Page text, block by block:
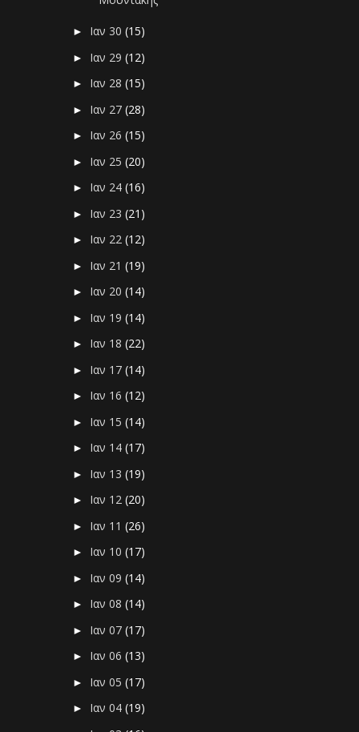
► Ιαν 30(15)
► Ιαν 29(12)
► Ιαν 28(15)
► Ιαν 27(28)
► Ιαν 26(15)
► Ιαν 25(20)
► Ιαν 24(16)
► Ιαν 23(21)
► Ιαν 22(12)
► Ιαν 21(19)
► Ιαν 20(14)
► Ιαν 19(14)
► Ιαν 18(22)
► Ιαν 17(14)
► Ιαν 16(12)
► Ιαν 15(14)
► Ιαν 14(17)
► Ιαν 13(19)
► Ιαν 12(20)
► Ιαν 11(26)
► Ιαν 10(17)
► Ιαν 09(14)
► Ιαν 08(14)
► Ιαν 07(17)
► Ιαν 06(13)
► Ιαν 05(17)
► Ιαν 04(19)